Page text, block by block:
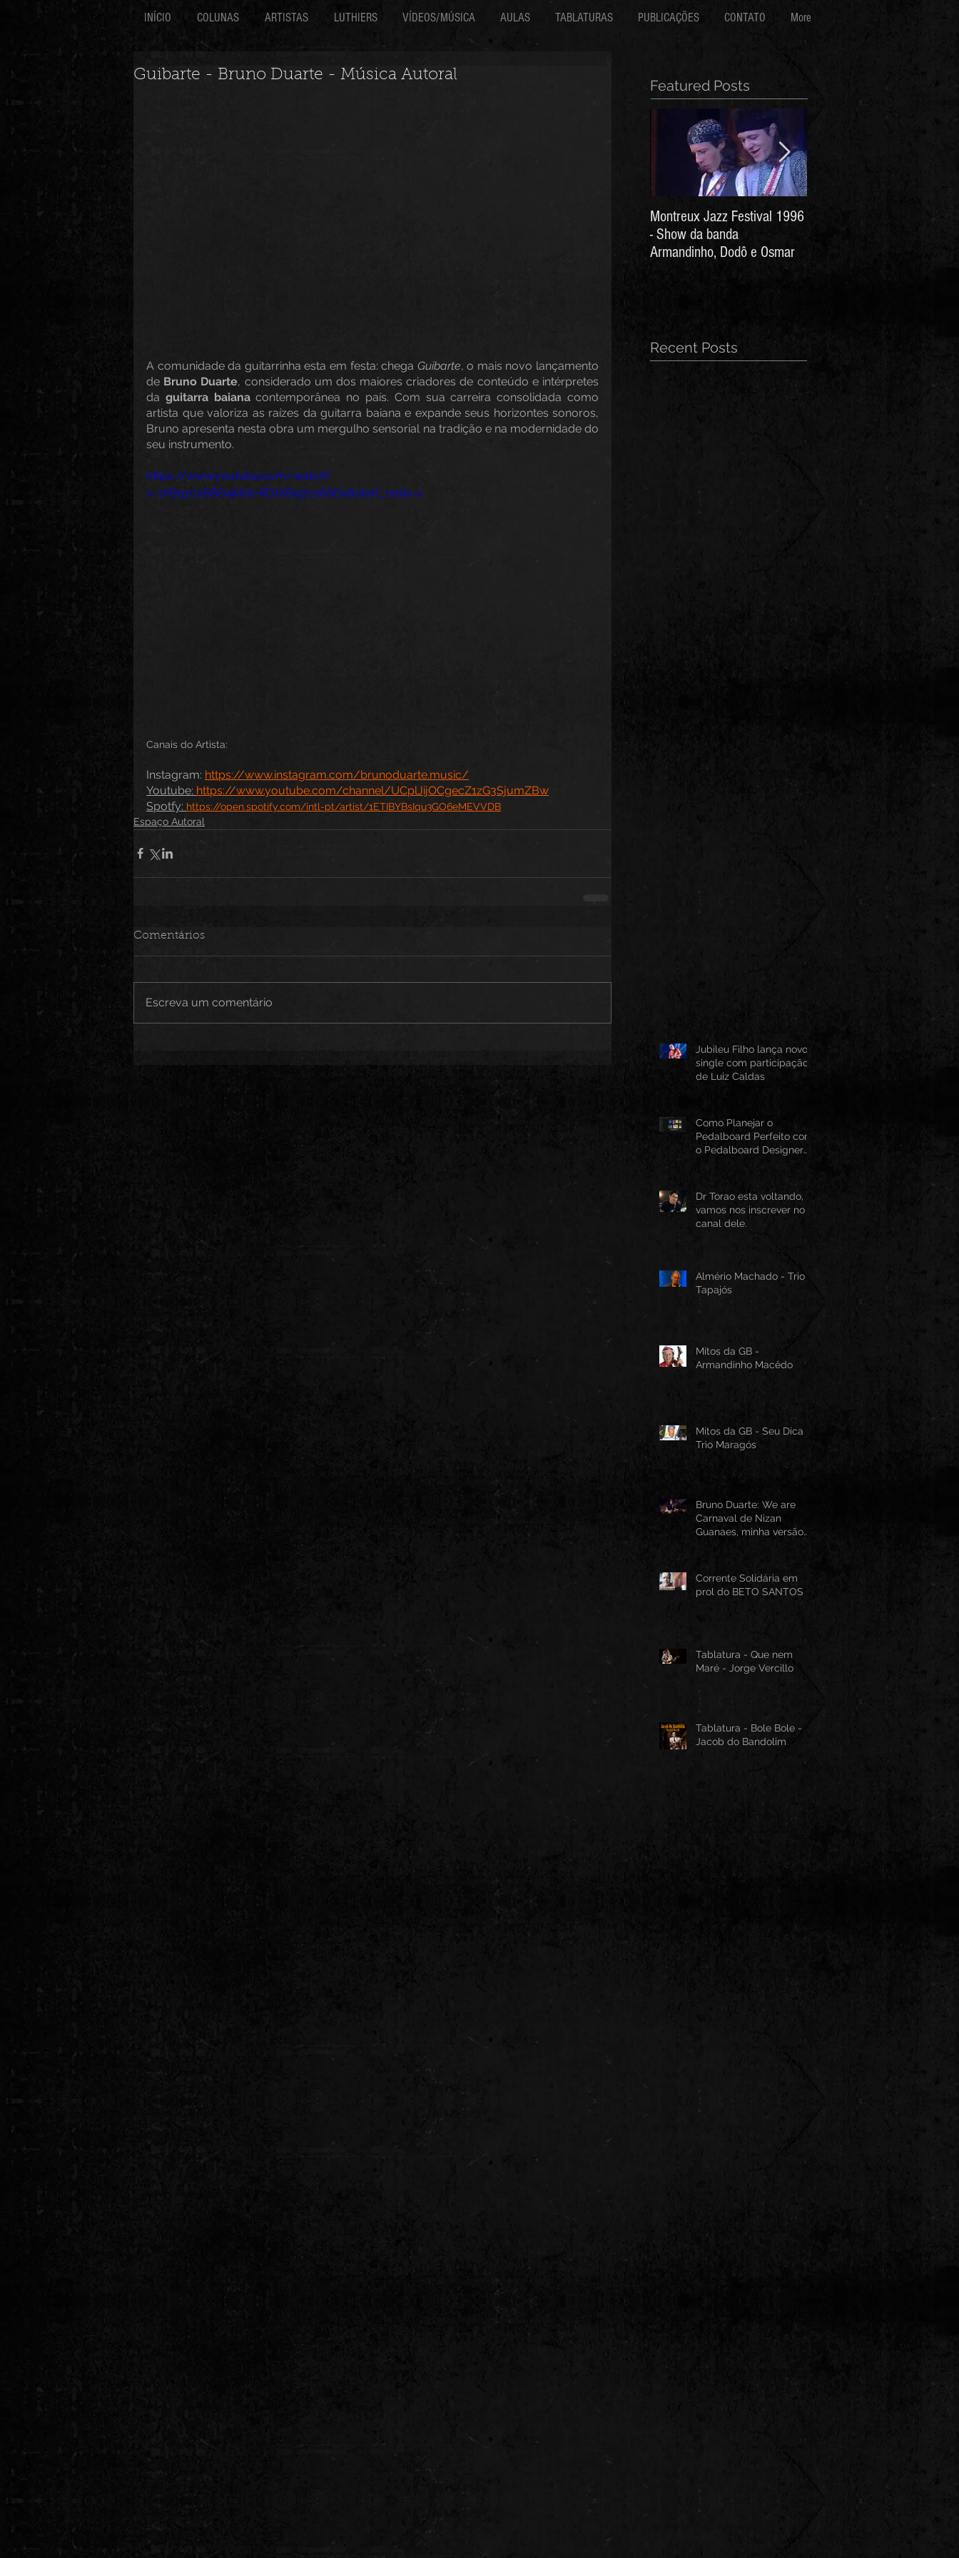
INÍCIO COLUNAS ARTISTAS LUTHIERS VÍDEOS/MÚSICA AULAS TABLATURAS PUBLICAÇÕES CONTATO More
Guibarte - Bruno Duarte - Música Autoral
A comunidade da guitarrinha esta em festa: chega Guibarte, o mais novo lançamento
de Bruno Duarte, considerado um dos maiores criadores de conteúdo e intérpretes
da guitarra baiana contemporânea no país. Com sua carreira consolidada como
artista que valoriza as raízes da guitarra baiana e expande seus horizontes sonoros,
Bruno apresenta nesta obra um mergulho sensorial na tradição e na modernidade do
seu instrumento.
https://www.youtube.com/watch?
v=1XBq2ca68O4&list=RD1XBq2ca68O4&start_radio=1
Canais do Artista:
Instagram: https://www.instagram.com/brunoduarte.music/
Youtube: https://www.youtube.com/channel/UCplJijOCgecZ1zG3SjumZBw
Spotfy: https://open.spotify.com/intl-pt/artist/1ETIBYBsIqu3GO6eMEVVDB
Espaço Autoral
Comentários
Escreva um comentário
Featured Posts
Montreux Jazz Festival 1996
- Show da banda
Armandinho, Dodô e Osmar
Recent Posts
Jubileu Filho lança novo
single com participação
de Luiz Caldas
Como Planejar o
Pedalboard Perfeito com
o Pedalboard Designer
Dr Torao esta voltando,
vamos nos inscrever no
canal dele.
Almério Machado - Trio
Tapajós
Mitos da GB -
Armandinho Macêdo
Mitos da GB - Seu Dica -
Trio Maragós
Bruno Duarte: We are
Carnaval de Nizan
Guanaes, minha versão
Corrente Solidária em
prol do BETO SANTOS
Tablatura - Que nem
Maré - Jorge Vercillo
Tablatura - Bole Bole -
Jacob do Bandolim